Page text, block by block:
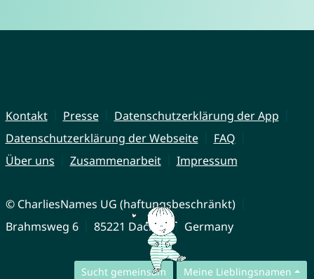
Sucht gemeinsam Meine Lieblingsnamen
Kontakt Presse
Datenschutzerklärung der App
Datenschutzerklärung der Webseite
FAQ
Über uns
Zusammenarbeit Impressum
© CharliesNames UG (haftungsbeschränkt)
Brahmsweg 6
85221 Dachau Germany